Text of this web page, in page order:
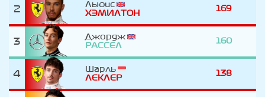
2
Льюис
ХЭМИЛТОН
169
3
Джордж
РАССЕЛ
160
4
Шарль
ЛЕКЛЕР
138